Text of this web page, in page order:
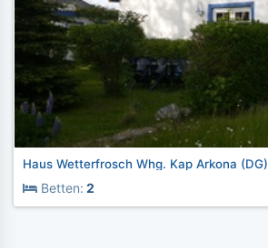
Haus Wetterfrosch Whg. Kap Arkona (DG)
Betten: 2